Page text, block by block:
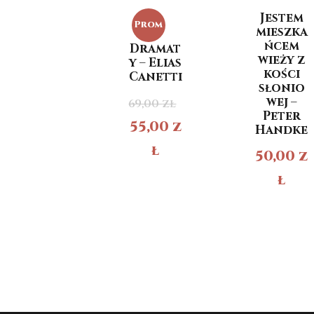
Prom
ocja!
Dramat
y – Elias
Canetti
69,00zł
55,00 z
ł
Jestem
mieszka
ńcem
wieży z
kości
słonio
wej –
Peter
Handke
50,00 z
ł